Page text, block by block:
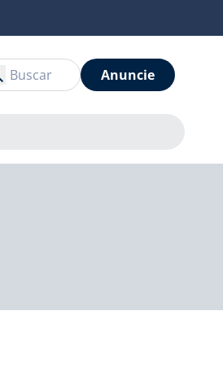
Anuncie